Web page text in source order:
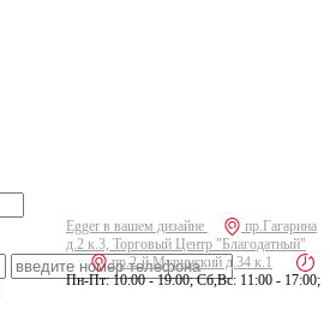
Egger в вашем дизайне
пр.Гагарина
д.2 к.3, Торговый Центр "Благодатный"
пр.2-й Муринский д.34 к.1
Пн-Пт: 10:00 - 19:00; Сб,Вс: 11:00 - 17:00;